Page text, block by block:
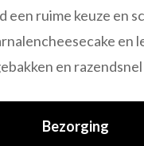
een ruime keuze en
en
en
Bezorging